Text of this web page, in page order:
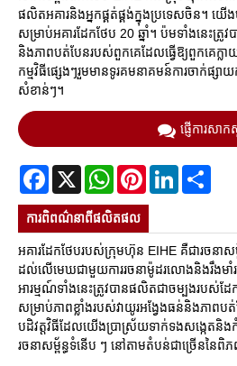
ផលិតអគារនិងអ្នកផ្គត់ផ្គង់ក្នុងប្រទេសចិន។ យ
សម្រាប់អគារដែកថែប 20 ឆ្នាំ។ ប៉មទាំងនេះត្រូ
និងភាពបត់បែនរបស់ពួកគេដែលធ្វើឱ្យពួកគេក្
កម្មវិធីផ្សេងៗរួមមានទូរគមនាគមន៍ការចាក់ផ្សា
សំខាន់ៗ។
ផ្ញើការសាក
Facebook
X WhatsAppPinterestLinkedIn
ការ​ពិពណ៌នា​ពី​ផលិតផល
អគារដែកថែបរបស់ក្រុមហ៊ុន EIHE គឺជារចនា
ដល់លើមេឃជាមួយការរចនាម៉ូដរលោងនិងរឹងម
អារម្មណ៍ទាំងនេះត្រូវបានផលិតជាចម្បងរបស់ដ
សម្រាប់ភាពខ្លាំងរបស់វាយូរអង្វែងធន់និងភាពបត់
បដិវត្តវិធីដែលយើងប្រាស្រ័យទាក់ទងសង្កេតនិងកំច
រចនាសម្ព័ន្ធទំនើប ៗ នៅតាមតំបន់ជាច្រើននៃ